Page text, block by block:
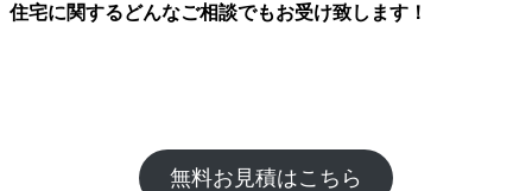
住宅に関するどんなご相談でもお受け致します！
無料お見積はこちら